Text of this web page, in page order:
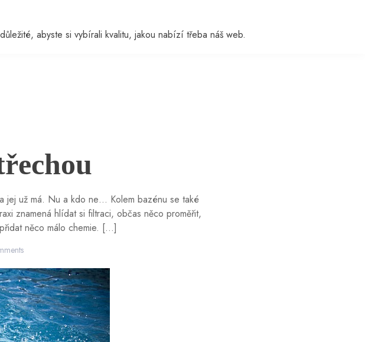
abyste si vybírali kvalitu, jakou nabízí třeba náš web.
jej už má. Nu a kdo ne… Kolem bazénu se také
znamená hlídat si filtraci, občas něco proměřit,
něco málo chemie. […]